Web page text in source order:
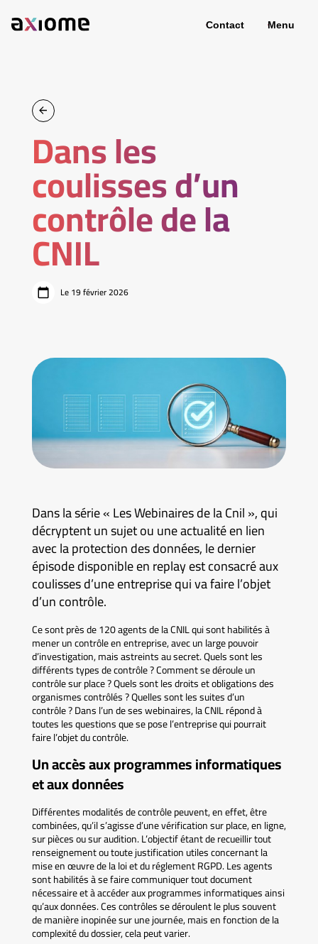
Contact Menu
Dans les
coulisses d’un
contrôle de la
CNIL
Le 19 février 2026
Dans la série « Les Webinaires de la Cnil », qui
décryptent un sujet ou une actualité en lien
avec la protection des données, le dernier
épisode disponible en replay est consacré aux
coulisses d’une entreprise qui va faire l’objet
d’un contrôle.
Ce sont près de 120 agents de la CNIL qui sont habilités à
mener un contrôle en entreprise, avec un large pouvoir
d’investigation, mais astreints au secret. Quels sont les
différents types de contrôle ? Comment se déroule un
contrôle sur place ? Quels sont les droits et obligations des
organismes contrôlés ? Quelles sont les suites d’un
contrôle ? Dans l’un de ses webinaires, la CNIL répond à
toutes les questions que se pose l’entreprise qui pourrait
faire l’objet du contrôle.
Un accès aux programmes informatiques
et aux données
Différentes modalités de contrôle peuvent, en effet, être
combinées, qu’il s’agisse d’une vérification sur place, en ligne,
sur pièces ou sur audition. L’objectif étant de recueillir tout
renseignement ou toute justification utiles concernant la
mise en œuvre de la loi et du réglement RGPD. Les agents
sont habilités à se faire communiquer tout document
nécessaire et à accéder aux programmes informatiques ainsi
qu’aux données. Ces contrôles se déroulent le plus souvent
de manière inopinée sur une journée, mais en fonction de la
complexité du dossier, cela peut varier.